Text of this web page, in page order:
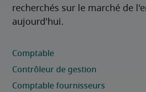
recherchés sur le marché de
aujourd'hui.